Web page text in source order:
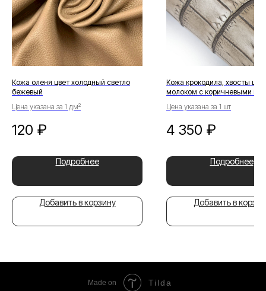
Кожа оленя цвет холодный светло
бежевый
Цена указана за 1 дм²
120 ₽
Подробнее
Добавить в корзину
Кожа крокодила, хвосты
молоком с коричневыми
Цена указана за 1 шт
4 350 ₽
Подробнее
Добавить в
Made on Tilda